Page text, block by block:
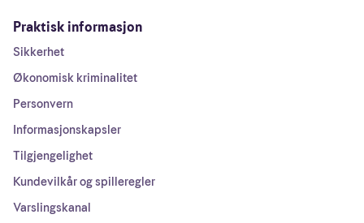
Praktisk informasjon
Sikkerhet
Økonomisk kriminalitet
Personvern
Informasjonskapsler
Tilgjengelighet
Kundevilkår og spilleregler
Varslingskanal